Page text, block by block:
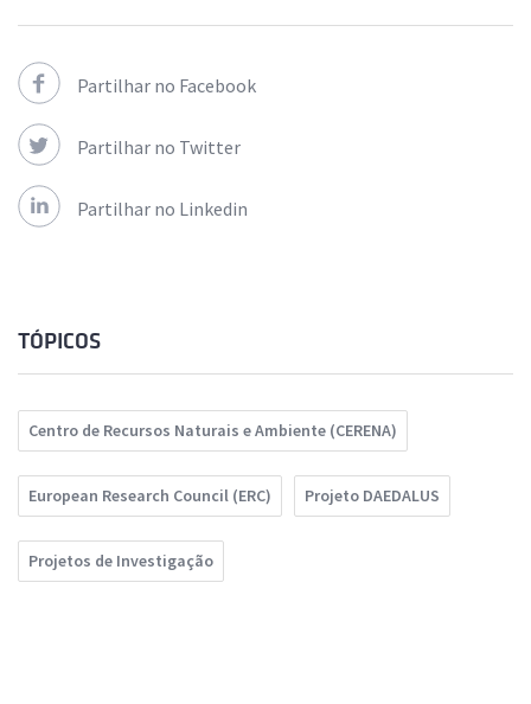
Partilhar no Facebook
Partilhar no Twitter
Partilhar no Linkedin
TÓPICOS
Centro de Recursos Naturais e Ambiente (CERENA)
European Research Council (ERC) Projeto DAEDALUS
Projetos de Investigação